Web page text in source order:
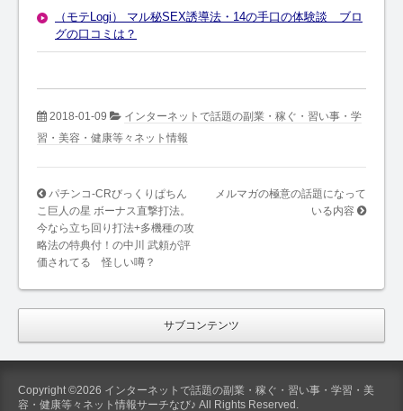
（モテLogi） マル秘SEX誘導法・14の手口の体験談 ブロ
グの口コミは？
2018-01-09
インターネットで話題の副業・稼ぐ・習い事・学
習・美容・健康等々ネット情報
パチンコ-CRびっくりぱちん
こ巨人の星 ボーナス直撃打法。
今なら立ち回り打法+多機種の攻
略法の特典付！の中川 武頼が評
価されてる 怪しい噂？
メルマガの極意の話題になって
いる内容
サブコンテンツ
Copyright ©2026 インターネットで話題の副業・稼ぐ・習い事・学習・美
容・健康等々ネット情報サーチなび♪ All Rights Reserved.